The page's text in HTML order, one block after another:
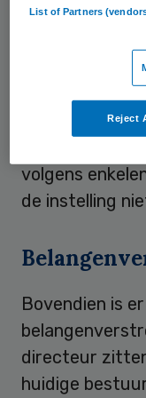
onder
gebied van
dagbesteding
volgens
de instelling
Bovendien is
directeur
huidige
List of Partners
Reject